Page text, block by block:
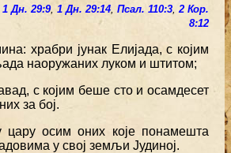
1 Дн. 29:9, 1 Дн. 29:14, Псал. 110:3,2 Кор.
8:12
храбри јунак Елијада, с којим
наоружаних луком и штитом;
с којим беше сто и осамдесет
за бој.
цару осим оних које понамешта
у свој земљи Јудиној.